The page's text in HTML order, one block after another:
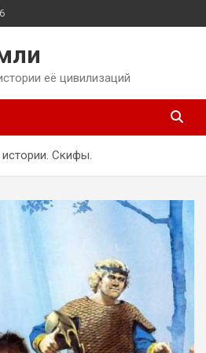
её цивилизаций
Скифы.